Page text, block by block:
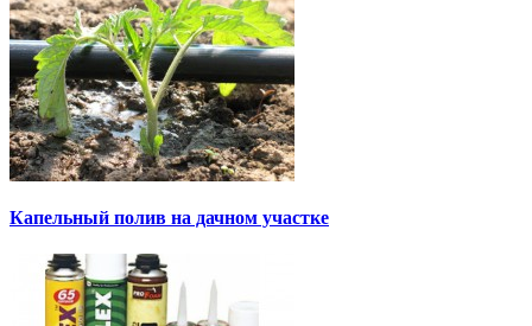
Капельный полив на дачном участке